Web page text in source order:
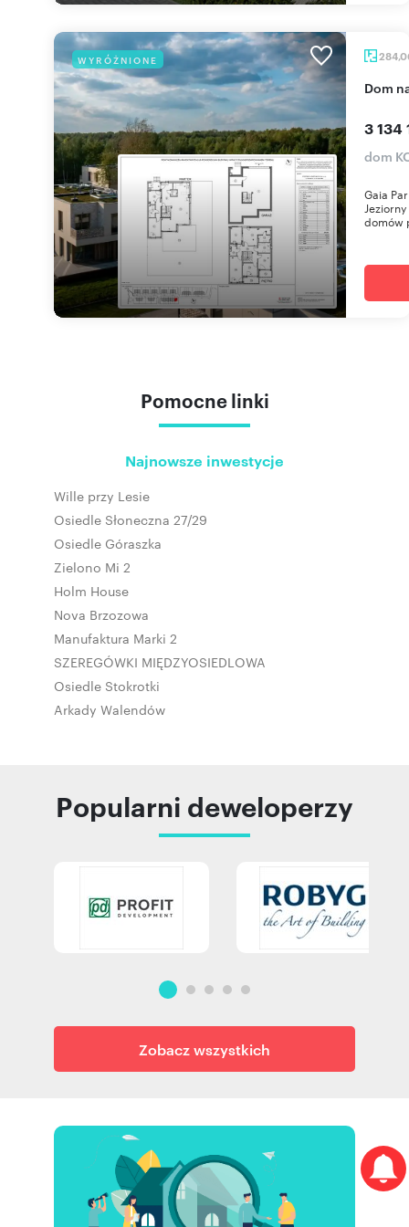
WYRÓŻNIONE
dom
3 134
dom
Gaia
domów
Pomocne linki
Najnowsze inwestycje
Wille przy Lesie
Osiedle Słoneczna 27/29
Osiedle Góraszka
Zielono Mi 2
Holm House
Nova Brzozowa
Manufaktura Marki 2
SZEREGÓWKI MIĘDZYOSIEDLOWA
Osiedle Stokrotki
Arkady Walendów
Popularni deweloperzy
Zobacz wszystkich